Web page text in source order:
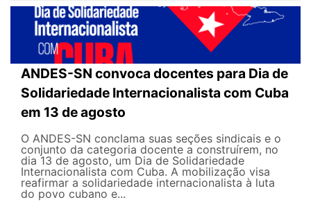
ANDES-SN convoca docentes para Dia de
Solidariedade Internacionalista com Cuba
em 13 de agosto
O ANDES-SN conclama suas seções sindicais e o
conjunto da categoria docente a construírem, no
dia 13 de agosto, um Dia de Solidariedade
Internacionalista com Cuba. A mobilização visa
reafirmar a solidariedade internacionalista à luta
do povo cubano e...